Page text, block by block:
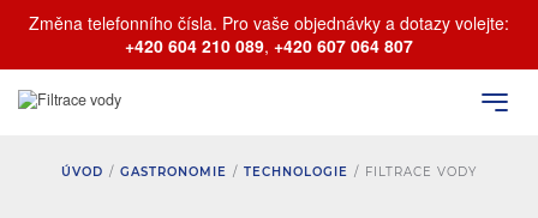
Změna telefonního čísla. Pro vaše objednávky a dotazy volejte:
+420 604 210 089, +420 607 064 807
ÚVOD / GASTRONOMIE / TECHNOLOGIE / FILTRACE VODY